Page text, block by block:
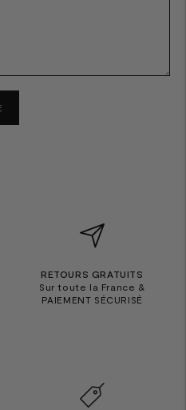
RETOURS GRATUITS
Sur toute la France &
PAIEMENT SÉCURISÉ